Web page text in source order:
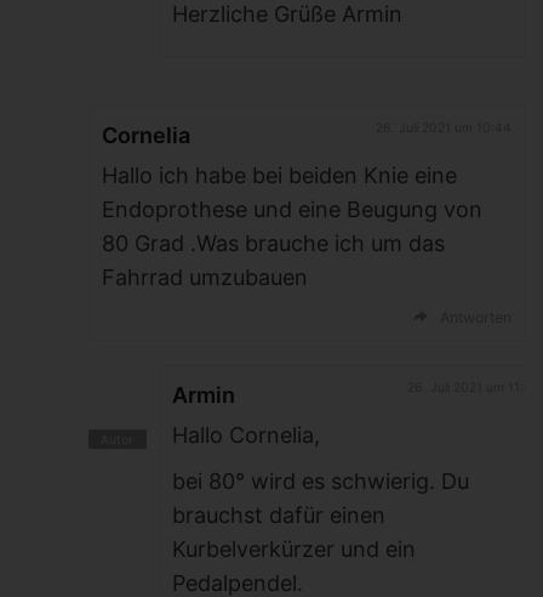
Herzliche Grüße Armin
Cornelia
Hallo ich habe bei beiden Knie eine
Endoprothese und eine Beugung von
80 Grad .Was brauche ich um das
Fahrrad umzubauen
Armin
Hallo Cornelia,
bei 80° wird es schwierig. Du
brauchst dafür einen
Kurbelverkürzer und ein
Pedalpendel.